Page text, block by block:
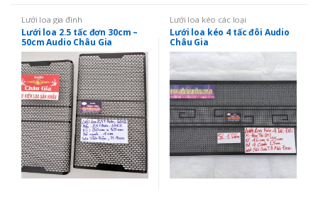
Lưới loa gia đình
Lưới loa 2.5 tấc đơn 30cm –
50cm Audio Châu Gia
Lưới loa kéo các loại
Lưới loa kéo 4 tấc đôi Audio
Châu Gia